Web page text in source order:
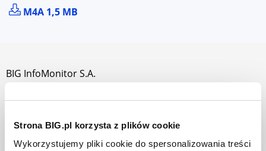
Strona BIG.pl korzysta z plików cookie
Wykorzystujemy pliki cookie do spersonalizowania treści
POBIERZ PLIK AUDIO_FINANSOWY EGZAMIN
M4A 1,5 MB
BIG InfoMonitor S.A.
O nas
Jak działamy
Władze i akcjonariusze